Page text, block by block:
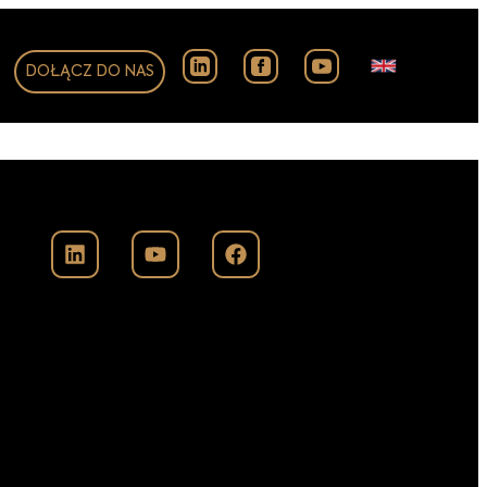
DOŁĄCZ DO NAS